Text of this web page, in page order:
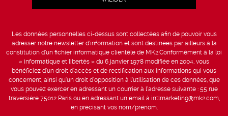
Les données personnelles ci-dessus sont collectées afin de pouvoir vous
adresser notre newsletter d’information et sont destinées par ailleurs à la
constitution d’un fichier informatique clientèle de MK2.Conformément à la loi
« informatique et libertés » du 6 janvier 1978 modifiée en 2004, vous
bénéficiez d’un droit d’accès et de rectification aux informations qui vous
concernent, ainsi qu’un droit d’opposition à l’utilisation de ces données, que
vous pouvez exercer en adressant un courrier à l’adresse suivante : 55 rue
traversière 75012 Paris ou en adressant un email à intlmarketing@mk2.com,
en précisant vos nom/prénom.